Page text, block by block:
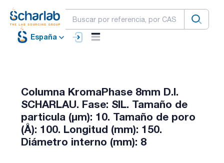
España
Columna KromaPhase 8mm D.I.
SCHARLAU. Fase: SIL. Tamaño de
particula (µm): 10. Tamaño de poro
(Å): 100. Longitud (mm): 150.
Diámetro interno (mm): 8